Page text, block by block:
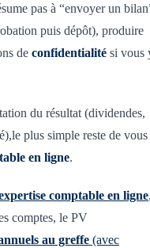
pas à “envoyer un
puis dépôt), produire
de confidentialité si vous
du résultat (dividendes,
plus simple reste de vous
en ligne.
comptable en ligne
comptes, le PV
au greffe (avec